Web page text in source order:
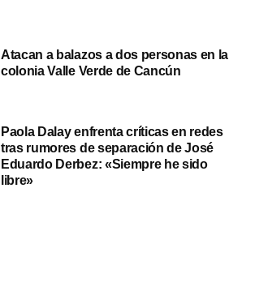
Atacan a balazos a dos personas en la
colonia Valle Verde de Cancún
Paola Dalay enfrenta críticas en redes
tras rumores de separación de José
Eduardo Derbez: «Siempre he sido
libre»